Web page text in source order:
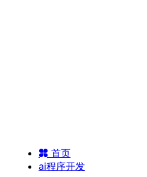
首页
ai程序开发